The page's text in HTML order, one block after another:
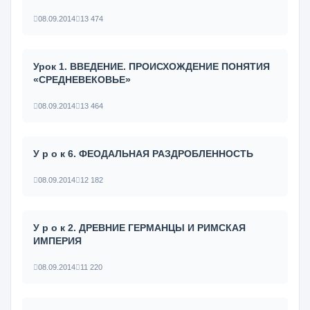
08.09.2014 13 474
Урок 1. ВВЕДЕНИЕ. ПРОИСХОЖДЕНИЕ ПОНЯТИЯ
«СРЕДНЕВЕКОВЬЕ»
08.09.2014 13 464
У р о к 6. ФЕОДАЛЬНАЯ РАЗДРОБЛЕННОСТЬ
08.09.2014 12 182
У р о к 2. ДРЕВНИЕ ГЕРМАНЦЫ И РИМСКАЯ
ИМПЕРИЯ
08.09.2014 11 220